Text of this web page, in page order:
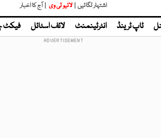
اشتہار لگائیں | لائیو ٹی وی | آج کا اخبار
ٹاپ ٹرینڈ انٹرٹینمنٹ لائف اسٹائل